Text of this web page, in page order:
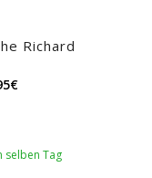
Richard
€
selben Tag